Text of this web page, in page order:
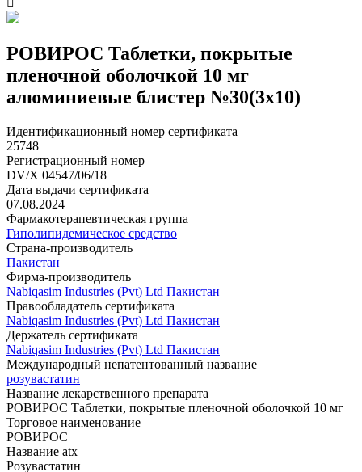
РОВИРОС Таблетки, покрытые
пленочной оболочкой 10 мг
алюминиевые блистер №30(3x10)
Идентификационный номер сертификата
25748
Регистрационный номер
DV/X 04547/06/18
Дата выдачи сертификата
07.08.2024
Фармакотерапевтическая группа
Гиполипидемическое средство
Страна-производитель
Пакистан
Фирма-производитель
Nabiqasim Industries (Pvt) Ltd Пакистан
Правообладатель сертификата
Nabiqasim Industries (Pvt) Ltd Пакистан
Держатель сертификата
Nabiqasim Industries (Pvt) Ltd Пакистан
Международный непатентованный название
розувастатин
Название лекарственного препарата
РОВИРОС Таблетки, покрытые пленочной оболочкой 10 мг
Торговое наименование
РОВИРОС
Название atx
Розувастатин